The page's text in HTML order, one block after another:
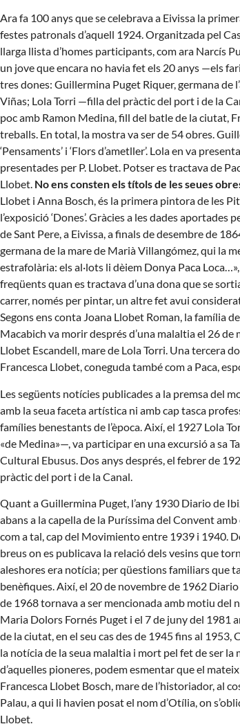
Ara fa 100 anys que se celebrava a Eivissa la
festes patronals d’aquell 1924. Organitzada pel
llarga llista d’homes participants, com ara Narcís
un jove que encara no havia fet els 20 anys —els
tres dones: Guillermina Puget Riquer, germana de
Viñas; Lola Torri —filla del pràctic del port i de la
poc amb Ramon Medina, fill del batle de la ciutat,
treballs. En total, la mostra va ser de 54 obres.
‘Pensaments’ i ‘Flors d’ametller’. Lola en va
presentades per P. Llobet. Potser es tractava de
Llobet. No ens consten els títols de les seues
Llobet i Anna Bosch, és la primera pintora de les
l’exposició ‘Dones’. Gràcies a les dades
de Sant Pere, a Eivissa, a finals de desembre de
germana de la mare de Marià Villangómez, qui la
estrafolària: els al·lots li dèiem Donya Paca
freqüents quan es tractava d’una dona que se
carrer, només per pintar, un altre fet avui
Segons ens conta Joana Llobet Roman, la família
Macabich va morir després d’una malaltia el 26 de
Llobet Escandell, mare de Lola Torri. Una tercera
Francesca Llobet, coneguda també com a Paca,
Les següents notícies publicades a la premsa del
amb la seua faceta artística ni amb cap tasca
famílies benestants de l’època. Així, el 1927 Lola
«de Medina»—, va participar en una excursió a sa
Cultural Ebusus. Dos anys després, el febrer de
pràctic del port i de la Canal.
Quant a Guillermina Puget, l’any 1930 Diario de
abans a la capella de la Puríssima del Convent
com a tal, cap del Movimiento entre 1939 i 1940.
breus on es publicava la relació dels vesins que
aleshores era notícia; per qüestions familiars que
benèfiques. Així, el 20 de novembre de 1962
de 1968 tornava a ser mencionada amb motiu del
Maria Dolors Fornés Puget i el 7 de juny del 1981
de la ciutat, en el seu cas des de 1945 fins al
la notícia de la seua malaltia i mort pel fet de ser
d’aquelles pioneres, podem esmentar que el
Francesca Llobet Bosch, mare de l’historiador, al
Palau, a qui li havien posat el nom d’Otília, on
Llobet.